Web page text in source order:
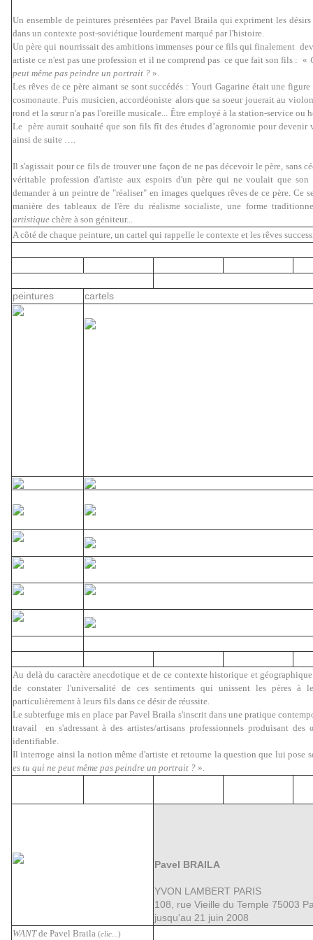
Un ensemble de peintures présentées par Pavel Braila qui expriment les
dans un contexte post-soviétique lourdement marqué par l'histoire.
Un père qui nourrissait des ambitions immenses pour ce fils qui finalement
artiste ce n'est pas une profession et il ne comprend pas ce que fait son fils : «
peut même pas peindre un portrait ? ».
Les rêves de ce père aimant se sont succédés : Youri Gagarine était une
cosmonaute. Puis musicien, accordéoniste alors que sa soeur jouerait au
rond et la sœur n'a pas l'oreille musicale... Être employé à la station-service ou
Le père aurait souhaité que son fils fît des études d’agronomie pour devenir
ainsi de suite ….
Il s'agissait pour ce fils de trouver une façon de ne pas décevoir le père, sans
véritable profession d'artiste aux espoirs d'un père qui ne voulait que
demander à un peintre de "réaliser" en images quelques rêves de ce père. Ce
manière des tableaux de l'ère du réalisme socialiste, une forme
artistique chère à son géniteur...
A côté de chaque peinture, un cartel qui rappelle le contexte et les rêves
peintures cartels
Au delà du caractère anecdotique et de ce contexte historique et
de constater l'universalité de ces sentiments qui unissent les pères à
particulièrement à leurs fils dans ce désir de réussite.
Le subterfuge mis en place par Pavel Braila s'inscrit dans une pratique
travail en s'adressant à des artistes/artisans professionnels produisant des
identifiable.
Il interroge ainsi la notion même d'artiste et retourne la question que lui pose
es tu qui ne peut même pas peindre un portrait ? ».
Pavel BRAILA
YVON LAMBERT PARIS
108, rue Vieille du Temple 75003
jusqu'au 21 juin 2008
WANTde Pavel Braila (clic ...)